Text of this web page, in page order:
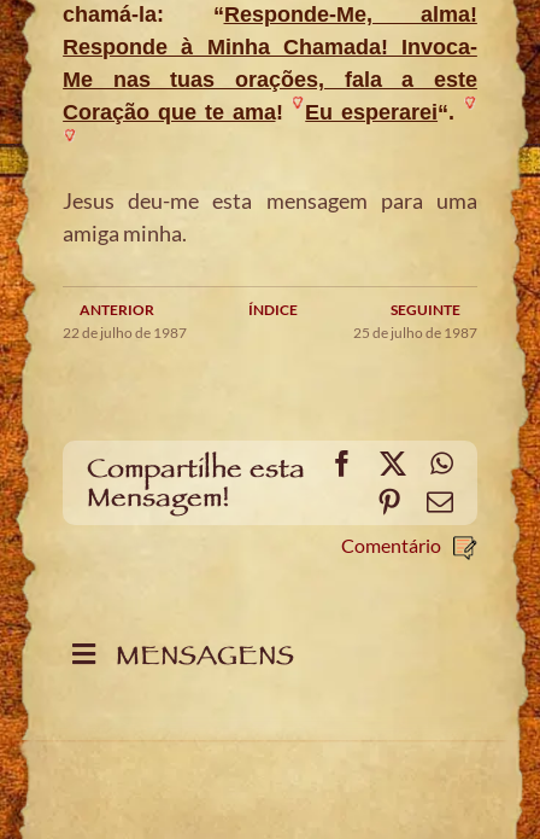
chamá-la: “Responde-Me, alma!
Responde à Minha Chamada! Invoca-
Me nas tuas orações, fala a este
Coração que te ama! Eu esperarei“.
Jesus deu-me esta mensagem para uma
amiga minha.
ANTERIOR ÍNDICE
SEGUINTE
22 de julho de 1987
25 de julho de 1987
Compartilhe esta
Mensagem!
Facebook
X
PinterestEmail
Comentário
MENSAGENS